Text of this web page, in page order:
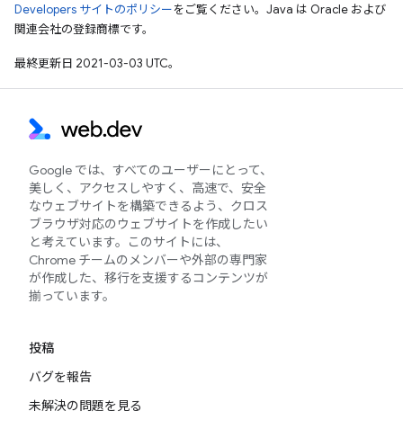
Developers サイトのポリシーをご覧ください。Java は Oracle および
関連会社の登録商標です。
最終更新日 2021-03-03 UTC。
Google では、すべてのユーザーにとって、
美しく、アクセスしやすく、高速で、安全
なウェブサイトを構築できるよう、クロス
ブラウザ対応のウェブサイトを作成したい
と考えています。このサイトには、
Chrome チームのメンバーや外部の専門家
が作成した、移行を支援するコンテンツが
揃っています。
投稿
バグを報告
未解決の問題を見る